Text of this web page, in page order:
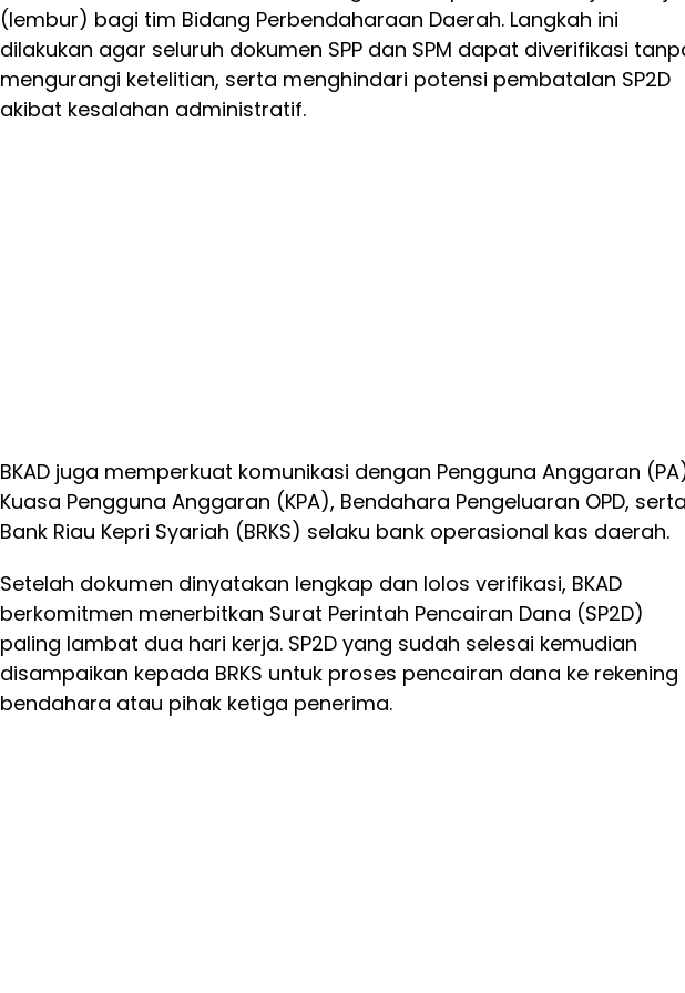
(lembur) bagi tim Bidang Perbendaharaan Daerah. Langkah ini
dilakukan agar seluruh dokumen SPP dan SPM dapat diverifikasi
mengurangi ketelitian, serta menghindari potensi pembatalan SP2D
akibat kesalahan administratif.
BKAD juga memperkuat komunikasi dengan Pengguna Anggaran
Kuasa Pengguna Anggaran (KPA), Bendahara Pengeluaran OPD,
Bank Riau Kepri Syariah (BRKS) selaku bank operasional kas daerah.
Setelah dokumen dinyatakan lengkap dan lolos verifikasi, BKAD
berkomitmen menerbitkan Surat Perintah Pencairan Dana (SP2D)
paling lambat dua hari kerja. SP2D yang sudah selesai kemudian
disampaikan kepada BRKS untuk proses pencairan dana ke rekening
bendahara atau pihak ketiga penerima.